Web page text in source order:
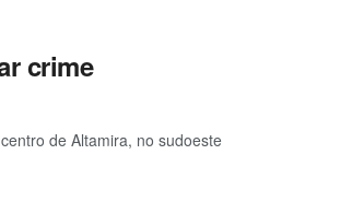
crime
de Altamira, no sudoeste